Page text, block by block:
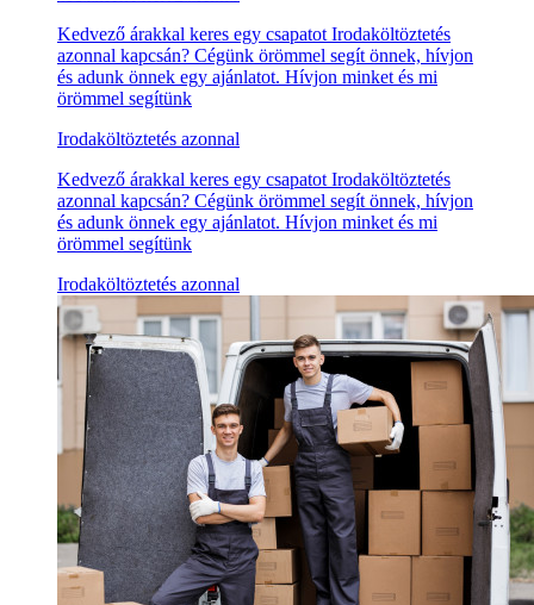
Kedvező árakkal keres egy csapatot Irodaköltöztetés
azonnal kapcsán? Cégünk örömmel segít önnek, hívjon
és adunk önnek egy ajánlatot. Hívjon minket és mi
örömmel segítünk
Irodaköltöztetés azonnal
Kedvező árakkal keres egy csapatot Irodaköltöztetés
azonnal kapcsán? Cégünk örömmel segít önnek, hívjon
és adunk önnek egy ajánlatot. Hívjon minket és mi
örömmel segítünk
Irodaköltöztetés azonnal